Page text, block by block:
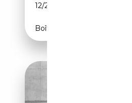
12/2024
Boîte automatique